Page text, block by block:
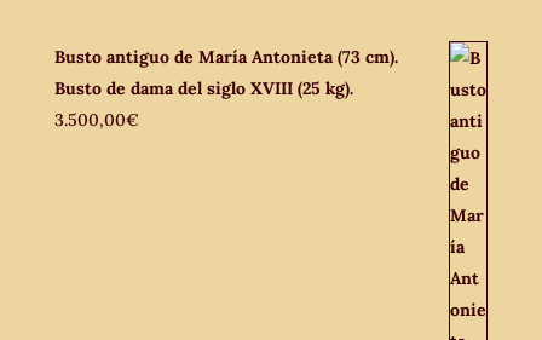
Busto antiguo de María Antonieta (73 cm).
Busto de dama del siglo XVIII (25 kg).
3.500,00€